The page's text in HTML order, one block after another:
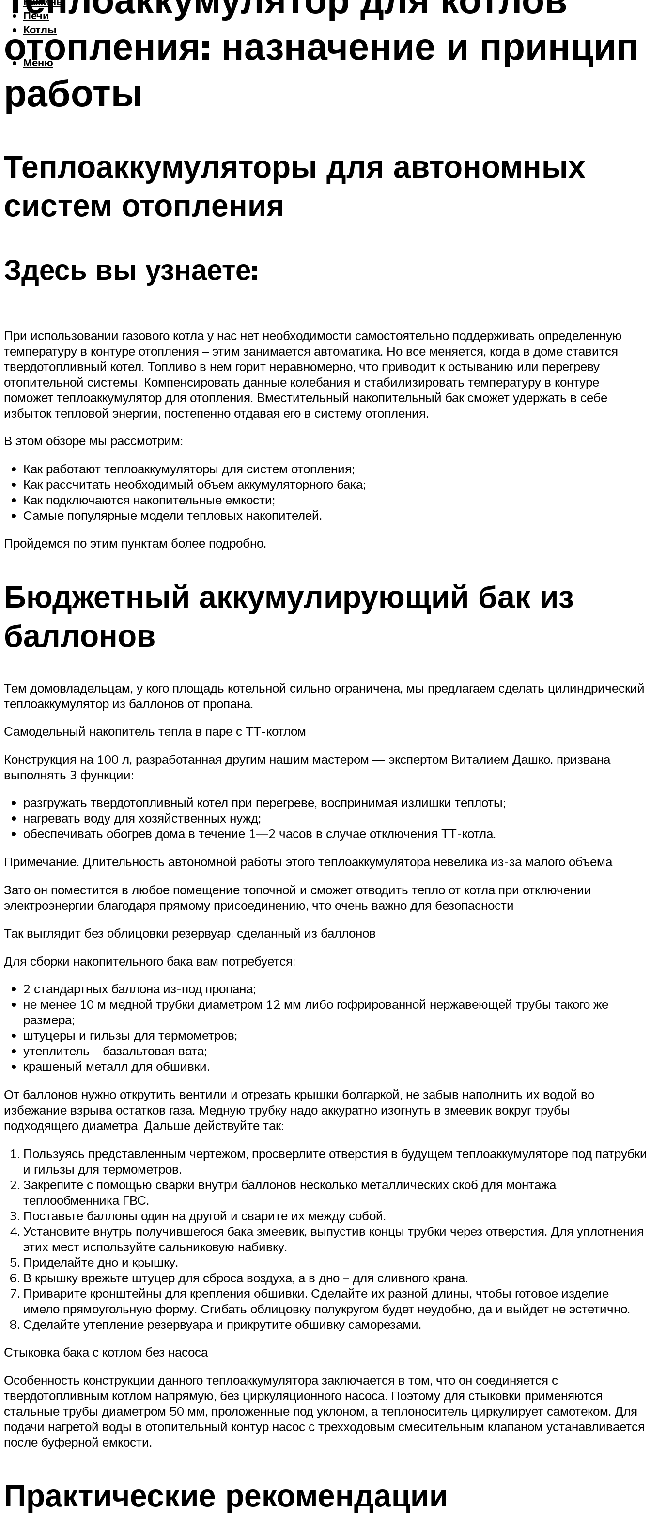
Печи
Котлы
Меню
отопления: назначение и принцип
работы
Теплоаккумуляторы для автономных
систем отопления
Здесь вы узнаете:
При использовании газового котла у нас нет необходимости самостоятельно поддерживать определенную
температуру в контуре отопления – этим занимается автоматика. Но все меняется, когда в доме ставится
твердотопливный котел. Топливо в нем горит неравномерно, что приводит к остыванию или перегреву
отопительной системы. Компенсировать данные колебания и стабилизировать температуру в контуре
поможет теплоаккумулятор для отопления. Вместительный накопительный бак сможет удержать в себе
избыток тепловой энергии, постепенно отдавая его в систему отопления.
В этом обзоре мы рассмотрим:
Как работают теплоаккумуляторы для систем отопления;
Как рассчитать необходимый объем аккумуляторного бака;
Как подключаются накопительные емкости;
Самые популярные модели тепловых накопителей.
Пройдемся по этим пунктам более подробно.
Бюджетный аккумулирующий бак из
баллонов
Тем домовладельцам, у кого площадь котельной сильно ограничена, мы предлагаем сделать цилиндрический
теплоаккумулятор из баллонов от пропана.
Самодельный накопитель тепла в паре с ТТ-котлом
Конструкция на 100 л, разработанная другим нашим мастером — экспертом Виталием Дашко. призвана
выполнять 3 функции:
разгружать твердотопливный котел при перегреве, воспринимая излишки теплоты;
нагревать воду для хозяйственных нужд;
обеспечивать обогрев дома в течение 1—2 часов в случае отключения ТТ-котла.
Примечание. Длительность автономной работы этого теплоаккумулятора невелика из-за малого объема
Зато он поместится в любое помещение топочной и сможет отводить тепло от котла при отключении
электроэнергии благодаря прямому присоединению, что очень важно для безопасности
Так выглядит без облицовки резервуар, сделанный из баллонов
Для сборки накопительного бака вам потребуется:
2 стандартных баллона из-под пропана;
не менее 10 м медной трубки диаметром 12 мм либо гофрированной нержавеющей трубы такого же
размера;
штуцеры и гильзы для термометров;
утеплитель – базальтовая вата;
крашеный металл для обшивки.
От баллонов нужно открутить вентили и отрезать крышки болгаркой, не забыв наполнить их водой во
избежание взрыва остатков газа. Медную трубку надо аккуратно изогнуть в змеевик вокруг трубы
подходящего диаметра. Дальше действуйте так:
Пользуясь представленным чертежом, просверлите отверстия в будущем теплоаккумуляторе под патрубки
и гильзы для термометров.
Закрепите с помощью сварки внутри баллонов несколько металлических скоб для монтажа
теплообменника ГВС.
Поставьте баллоны один на другой и сварите их между собой.
Установите внутрь получившегося бака змеевик, выпустив концы трубки через отверстия. Для уплотнения
этих мест используйте сальниковую набивку.
Приделайте дно и крышку.
В крышку врежьте штуцер для сброса воздуха, а в дно – для сливного крана.
Приварите кронштейны для крепления обшивки. Сделайте их разной длины, чтобы готовое изделие
имело прямоугольную форму. Сгибать облицовку полукругом будет неудобно, да и выйдет не эстетично.
Сделайте утепление резервуара и прикрутите обшивку саморезами.
Стыковка бака с котлом без насоса
Особенность конструкции данного теплоаккумулятора заключается в том, что он соединяется с
твердотопливным котлом напрямую, без циркуляционного насоса. Поэтому для стыковки применяются
стальные трубы диаметром 50 мм, проложенные под уклоном, а теплоноситель циркулирует самотеком. Для
подачи нагретой воды в отопительный контур насос с трехходовым смесительным клапаном устанавливается
после буферной емкости.
Практические рекомендации